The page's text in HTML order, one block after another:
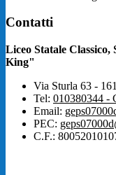
Contatti
Liceo Statale
King"
Via Sturla 63 -
Tel: 010380344 -
Email:
PEC:
C.F.: